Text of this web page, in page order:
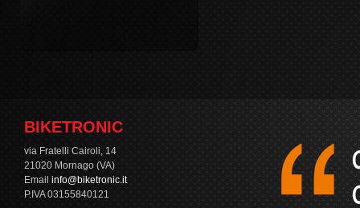
BIKETRONIC
via Fratelli Cairoli, 14
21020 Mornago (VA)
Email info@biketronic.it
P.IVA 03155840121